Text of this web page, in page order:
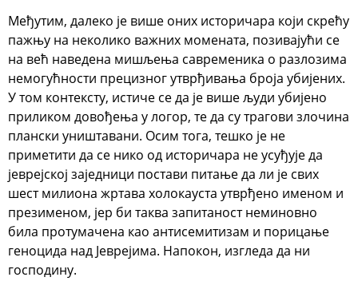
Међутим, далеко је више оних историчара који скрећу
пажњу на неколико важних момената, позивајући се
на већ наведена мишљења савременика о разлозима
немогућности прецизног утврђивања броја убијених.
У том контексту, истиче се да је више људи убијено
приликом довођења у логор, те да су трагови злочина
плански уништавани. Осим тога, тешко је не
приметити да се нико од историчара не усуђује да
јеврејској заједници постави питање да ли је свих
шест милиона жртава холокауста утврђено именом и
презименом, јер би таква запитаност неминовно
била протумачена као антисемитизам и порицање
геноцида над Јеврејима. Напокон, изгледа да ни
господину.